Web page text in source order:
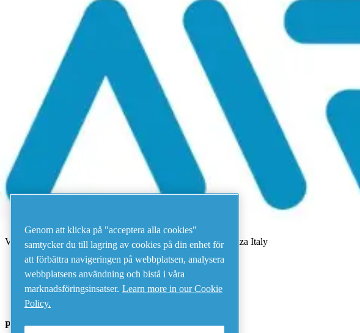
Meny
Det har uppstått ett fel
Något gick fel.
Försök igen om några minuter.
Visa alla produkter
Address
Via Selva Maiolo, 5/7 - 36075, Montecchio Maggiore, Vicenza Italy
Contact us
Piping Systems - click to see details
Genom att klicka på "acceptera alla cookies"
samtycker du till lagring av cookies på din enhet för
att förbättra navigeringen på webbplatsen, analysera
webbplatsens användning och bistå i våra
marknadsföringsinsatser. Learn more in our Cookie
Policy.